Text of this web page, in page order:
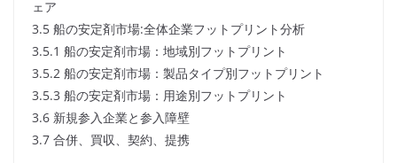
ェア
3.5 船の安定剤市場:全体企業フットプリント分析
3.5.1 船の安定剤市場：地域別フットプリント
3.5.2 船の安定剤市場：製品タイプ別フットプリント
3.5.3 船の安定剤市場：用途別フットプリント
3.6 新規参入企業と参入障壁
3.7 合併、買収、契約、提携